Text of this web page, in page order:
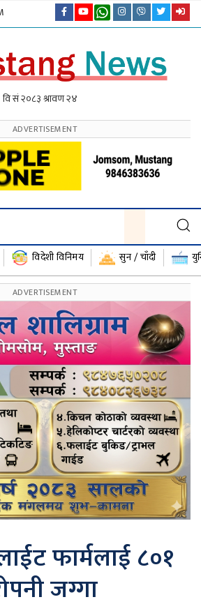
विदेशी विनिमय सुन / चाँदी
फार्मलाई ८०१
जग्गा